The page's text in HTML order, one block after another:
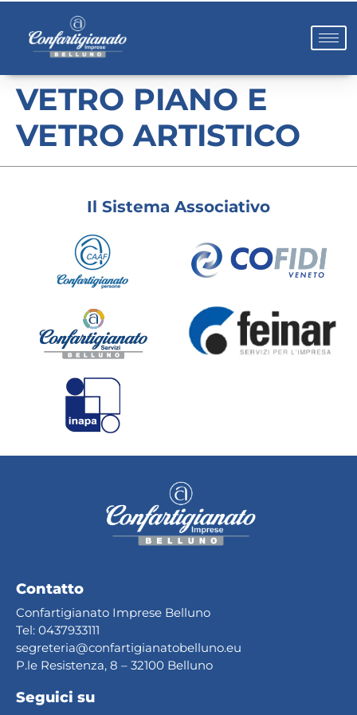
VETRO PIANO E
VETRO ARTISTICO
Il Sistema Associativo
Contatto
Confartigianato Imprese Belluno
Tel: 0437933111
segreteria@confartigianatobelluno.eu
P.le Resistenza, 8 – 32100 Belluno
Seguici su